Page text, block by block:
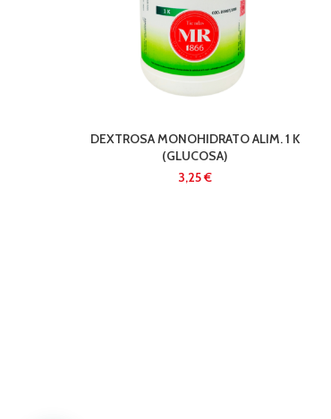
DEXTROSA MONOHIDRATO ALIM. 1 K
(GLUCOSA)
€